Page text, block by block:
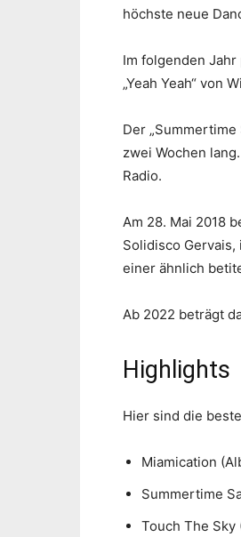
höchste neue
Im folgenden Jahr
„Yeah Yeah“ von
Der
zwei Wochen
Radio.
Am 28. Mai 2018
Solidisco Gervais,
einer ähnlich
Ab 2022 beträgt
Highlights
Hier sind die
Miamication
Summertime
Touch The Sky